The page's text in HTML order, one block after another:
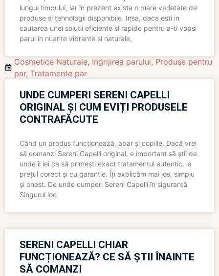
lungul timpului, iar in prezent exista o mare varietate de
produse si tehnologii disponibile. Insa, daca esti in
cautarea unei solutii eficiente si rapide pentru a-ti vopsi
parul in nuante vibrante si naturale,
Cosmetice Naturale, Ingrijirea parului, Produse pentru
par, Tratamente par
UNDE CUMPERI SERENI CAPELLI
ORIGINAL ȘI CUM EVIȚI PRODUSELE
CONTRAFĂCUTE
Când un produs funcționează, apar și copiile. Dacă vrei
să comanzi Sereni Capelli original, e important să știi de
unde îl iei ca să primești exact tratamentul autentic, la
prețul corect și cu garanție. Îți explicăm mai jos, simplu
și onest. De unde cumperi Sereni Capelli în siguranță
Singurul loc
SERENI CAPELLI CHIAR
FUNCȚIONEAZĂ? CE SĂ ȘTII ÎNAINTE
SĂ COMANZI